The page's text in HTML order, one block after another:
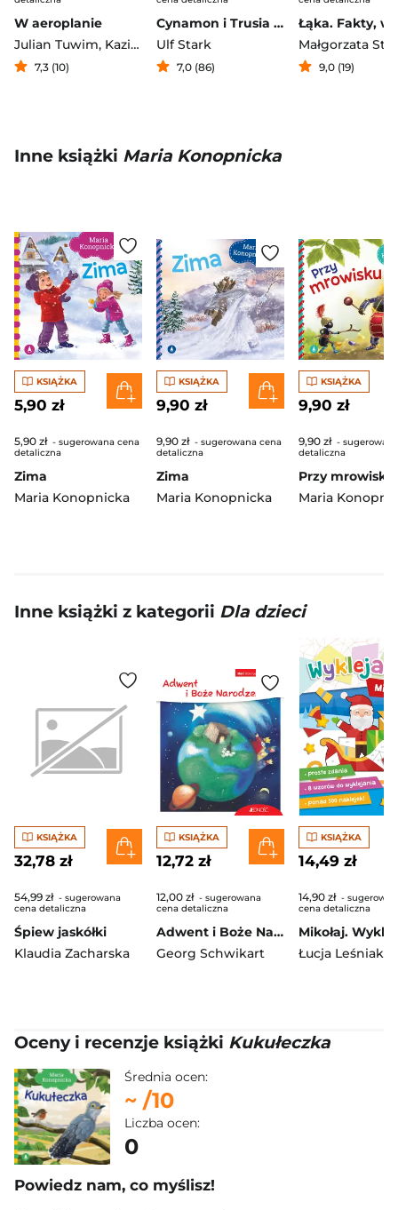
W aeroplanie
Julian Tuwim, Kazimierz Wasilewski
7,3 (10)
Cynamon i Trusia Wierszyki od stóp do głów
Ulf Stark
7,0 (86) 9,0 (19)
Inne książki Maria Konopnicka
KSIĄŻKA
5,90 zł
5,90 zł - sugerowana cena
detaliczna
Zima
Maria Konopnicka
KSIĄŻKA
9,90 zł
9,90 zł - sugerowana cena
detaliczna
Zima
Maria Konopnicka
KSIĄŻKA
9,90 zł
9,90 zł -
detaliczna
Przy mrowisku
Maria
Inne książki z kategorii Dla dzieci
KSIĄŻKA
32,78 zł
54,99 zł - sugerowana
cena detaliczna
Śpiew jaskółki
Klaudia Zacharska
KSIĄŻKA
12,72 zł
12,00 zł - sugerowana
cena detaliczna
Adwent i Boże Narodzenie
Georg Schwikart
KSIĄŻKA
14,49 zł
14,90 zł -
cena detaliczna
Mikołaj.
Łucja Leśniak
Oceny i recenzje książki Kukułeczka
Średnia ocen:
~ /10
Liczba ocen:
0
Powiedz nam, co myślisz!